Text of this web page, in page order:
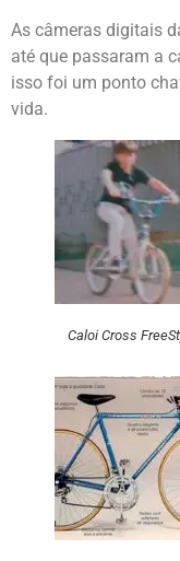
As câmeras digitais
até que passaram a
isso foi um ponto
vida.
Caloi Cross